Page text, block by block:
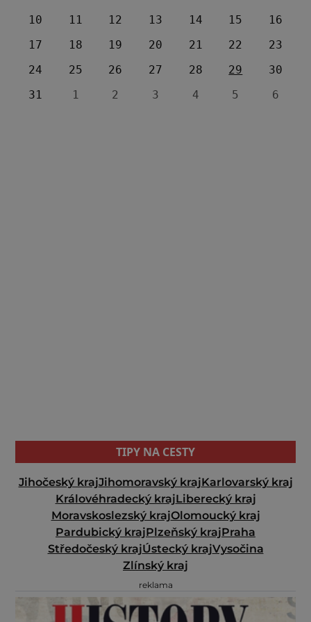
10
11 12 13 14 15
16
17
18 19 20 21 22
23
24
25 26 27 28 29
30
31
1 2 3 4 5 6
TIPY NA CESTY
Jihočeský krajJihomoravský krajKarlovarský kraj
Královéhradecký krajLiberecký kraj
Moravskoslezský krajOlomoucký kraj
Pardubický krajPlzeňský krajPraha
Středočeský krajÚstecký krajVysočina
Zlínský kraj
reklama